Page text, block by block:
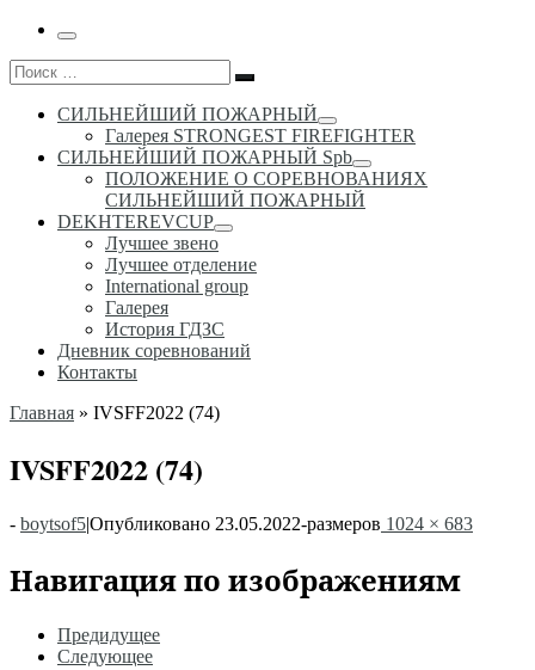
Меню
Поиск
Поиск
…
СИЛЬНЕЙШИЙ ПОЖАРНЫЙ
Галерея STRONGEST FIREFIGHTER
СИЛЬНЕЙШИЙ ПОЖАРНЫЙ Spb
ПОЛОЖЕНИЕ О СОРЕВНОВАНИЯХ
СИЛЬНЕЙШИЙ ПОЖАРНЫЙ
DEKHTEREVCUP
Лучшее звено
Лучшее отделение
International group
Галерея
История ГДЗС
Дневник соревнований
Контакты
Главная » IVSFF2022 (74)
IVSFF2022 (74)
- boytsof5|Опубликовано 23.05.2022-размеров 1024 × 683
Навигация по изображениям
Предидущее
Следующее